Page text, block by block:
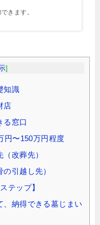
きます。
]
知識
店
る窓口
円〜150万円程度
改葬先）
引越し先）
テップ】
、納得できる墓じまい